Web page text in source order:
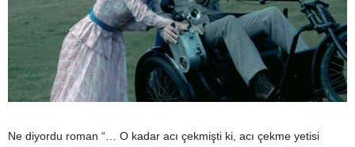
Ne diyordu roman “… O kadar acı çekmişti ki, acı çekme yetisi